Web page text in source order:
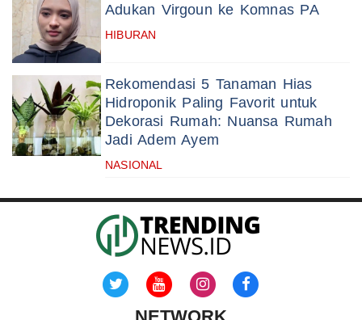
Adukan Virgoun ke Komnas PA
HIBURAN
Rekomendasi 5 Tanaman Hias
Hidroponik Paling Favorit untuk
Dekorasi Rumah: Nuansa Rumah
Jadi Adem Ayem
NASIONAL